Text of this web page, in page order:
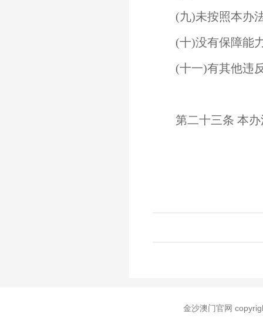
(九)未按照本办
(十)没有保障能
(十一)有其他违
第二十三条 本办
金沙澳门官网